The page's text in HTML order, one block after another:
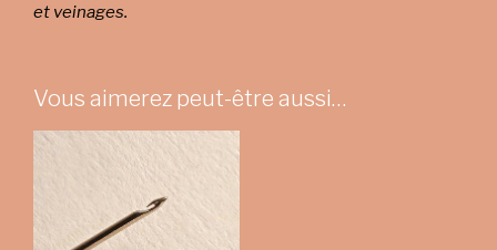
et veinages.
Vous aimerez peut-être aussi…